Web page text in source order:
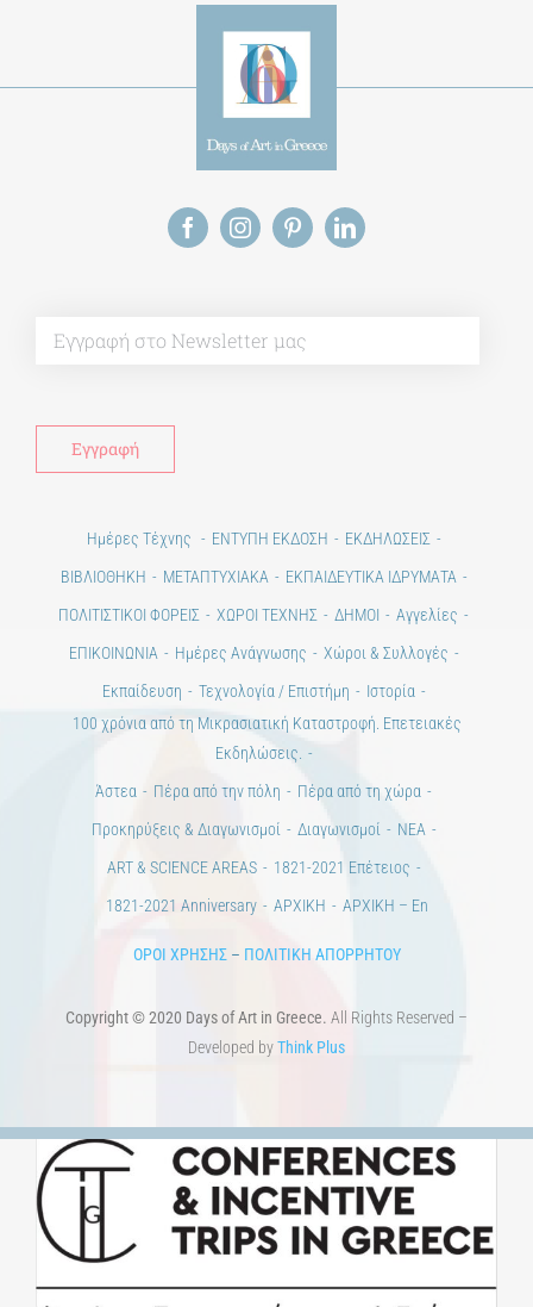
ΒΙΒΛΙΟΘΗΚΗ
ΜΕΤΑΠΤΥΧΙΑΚΑ
ΕΚΠΑΙΔΕΥΤΙΚΑ ΙΔΡΥΜΑΤΑ
ΠΟΛΙΤΙΣΤΙΚΟΙ ΦΟΡΕΙΣ
ΧΩΡΟΙ ΤΕΧΝΗΣ ΔΗΜΟΙ
Αγγελίες
ΕΠΙΚΟΙΝΩΝΙΑ
Ημέρες Ανάγνωσης
Χώροι & Συλλογές
Εκπαίδευση
Τεχνολογία / Επιστήμη
Ιστορία
100 χρόνια από τη Μικρασιατική Καταστροφή. Επετειακές
Εκδηλώσεις.
Πέρα από την πόλη
Πέρα από τη χώρα
Προκηρύξεις & Διαγωνισμοί
Διαγωνισμοί
ΝΕΑ
ART & SCIENCE AREAS
1821-2021 Επέτειος
1821-2021 Anniversary
ΑΡΧΙΚΗ ΑΡΧΙΚΗ – En
Developed by Think Plus